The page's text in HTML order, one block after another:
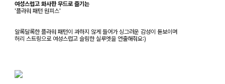
여성스럽고 화사한 무드로 즐기는
'플라워 패턴 원피스'
알록달록한 플라워 패턴이 과하지 않게 들어가 싱그러운 감성이 돋보이며
허리 스트링으로 여성스럽고 슬림한 실루엣을 연출해줘요:)